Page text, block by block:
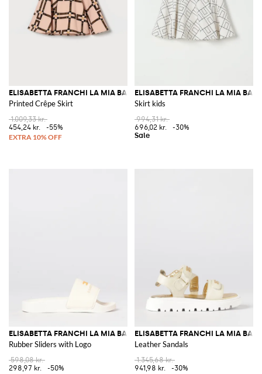
ELISABETTA FRANCHI LA MIA BAMBINA
Printed Crêpe Skirt
1.009,33 kr.
454,24 kr.
-55%
ELISABETTA FRANCHI LA MIA
Skirt kids
994,31 kr.
696,02 kr.
-30%
ELISABETTA FRANCHI LA MIA BAMBINA
Rubber Sliders with Logo
598,08 kr.
298,97 kr.
-50%
ELISABETTA FRANCHI LA MIA
Leather Sandals
1.345,68 kr.
941,98 kr.
-30%